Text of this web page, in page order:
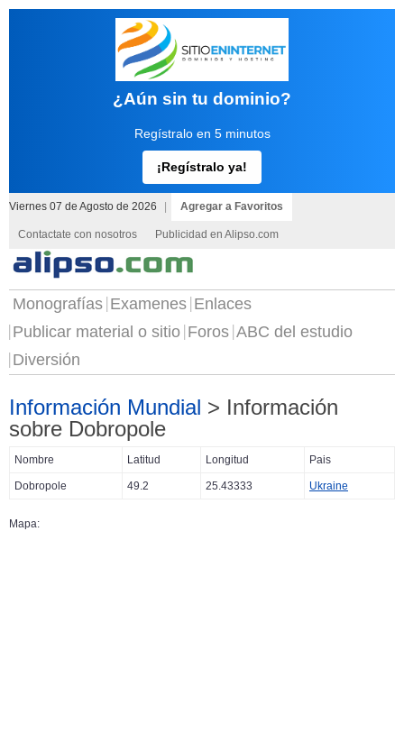
¿Aún sin tu dominio?
Regístralo en 5 minutos
¡Regístralo ya!
Viernes 07 de Agosto de 2026 Agregar a Favoritos
Contactate con nosotros Publicidad en Alipso.com
Monografías Examenes Enlaces
Publicar material o sitio Foros ABC del estudio
Diversión
Información Mundial > Información
sobre Dobropole
Nombre Latitud Longitud Pais
Dobropole 49.2 25.43333 Ukraine
Mapa: